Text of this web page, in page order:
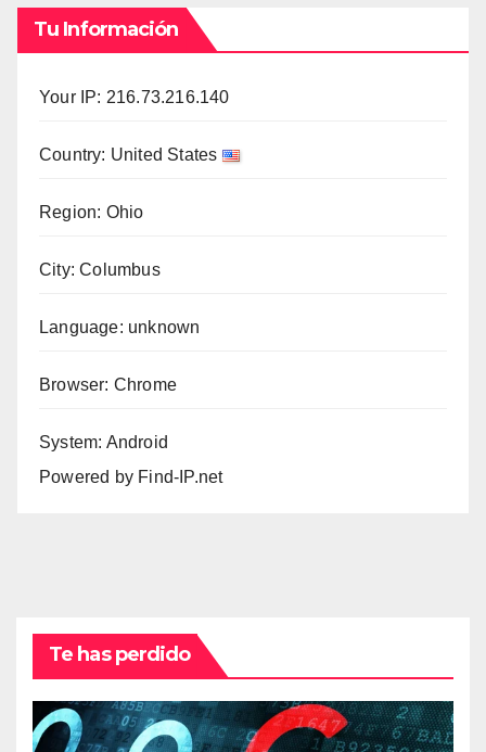
Tu Información
Your IP: 216.73.216.140
Country: United States
Region: Ohio
City: Columbus
Language: unknown
Browser: Chrome
System: Android
Powered by Find-IP.net
Te has perdido